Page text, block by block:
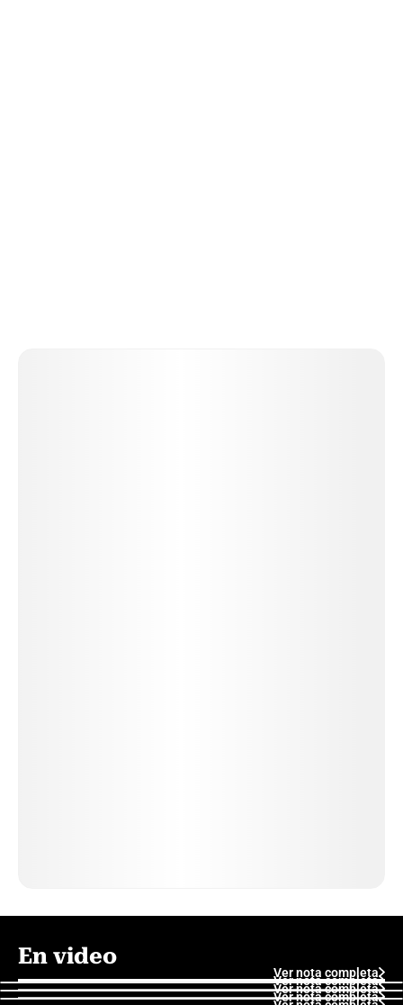
En video
Ver nota completa
Ver nota completa
Ver nota completa
Ver nota completa